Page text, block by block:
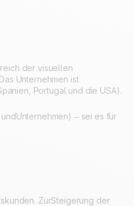
der visuellen
Unternehmen ist
Portugal und die USA).
– sei es für
ZurSteigerung der